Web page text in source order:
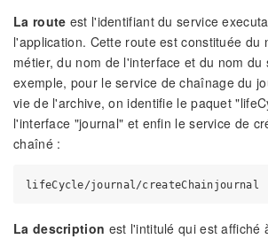
La route est l'identifiant du service
l'application. Cette route est constituée du
métier, du nom de l'interface et du nom du
exemple, pour le service de chaînage du
vie de l'archive, on identifie le paquet
l'interface "journal" et enfin le service de
chaîné :
La description est l'intitulé qui est affiché